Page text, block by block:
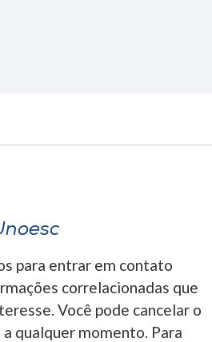
para entrar em contato
correlacionadas que
Você pode cancelar o
qualquer momento. Para